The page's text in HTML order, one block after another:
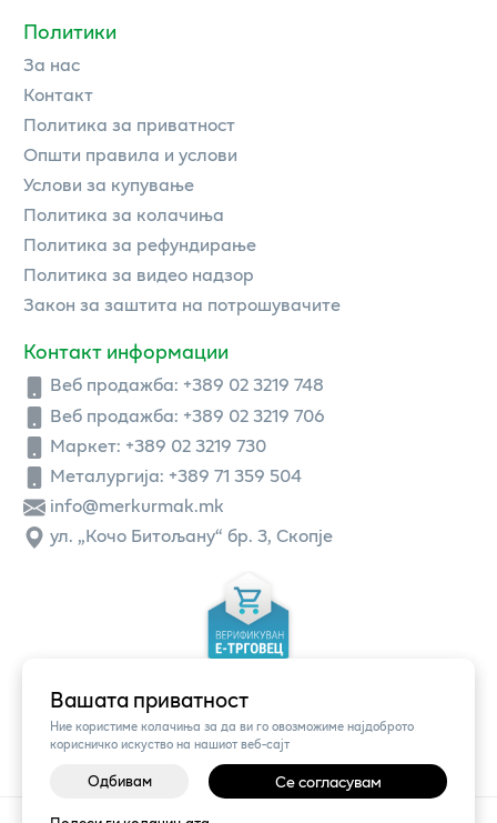
Вашата приватност
Ние користиме колачиња за да ви го овозможиме најдоброто
корисничко искуство на нашиот веб-сајт
Одбивам Се согласувам
Политики
За нас
Контакт
Политика за приватност
Општи правила и услови
Услови за купување
Политика за колачиња
Политика за рефундирање
Политика за видео надзор
Закон за заштита на потрошувачите
Контакт информации
Веб продажба: +389 02 3219 748
Веб продажба: +389 02 3219 706
Маркет: +389 02 3219 730
Металургија: +389 71 359 504
info@merkurmak.mk
ул. „Кочо Битољану“ бр. 3, Скопје